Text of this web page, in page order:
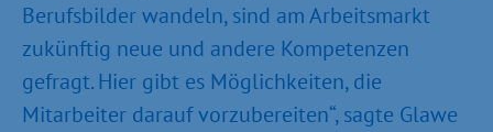
Berufsbilder wandeln, sind am Arbeitsmarkt
zukünftig neue und andere Kompetenzen
gefragt. Hier gibt es Möglichkeiten, die
Mitarbeiter darauf vorzubereiten“, sagte Glawe